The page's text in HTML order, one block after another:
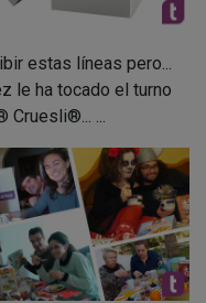
estas líneas pero...
le ha tocado el turno
...